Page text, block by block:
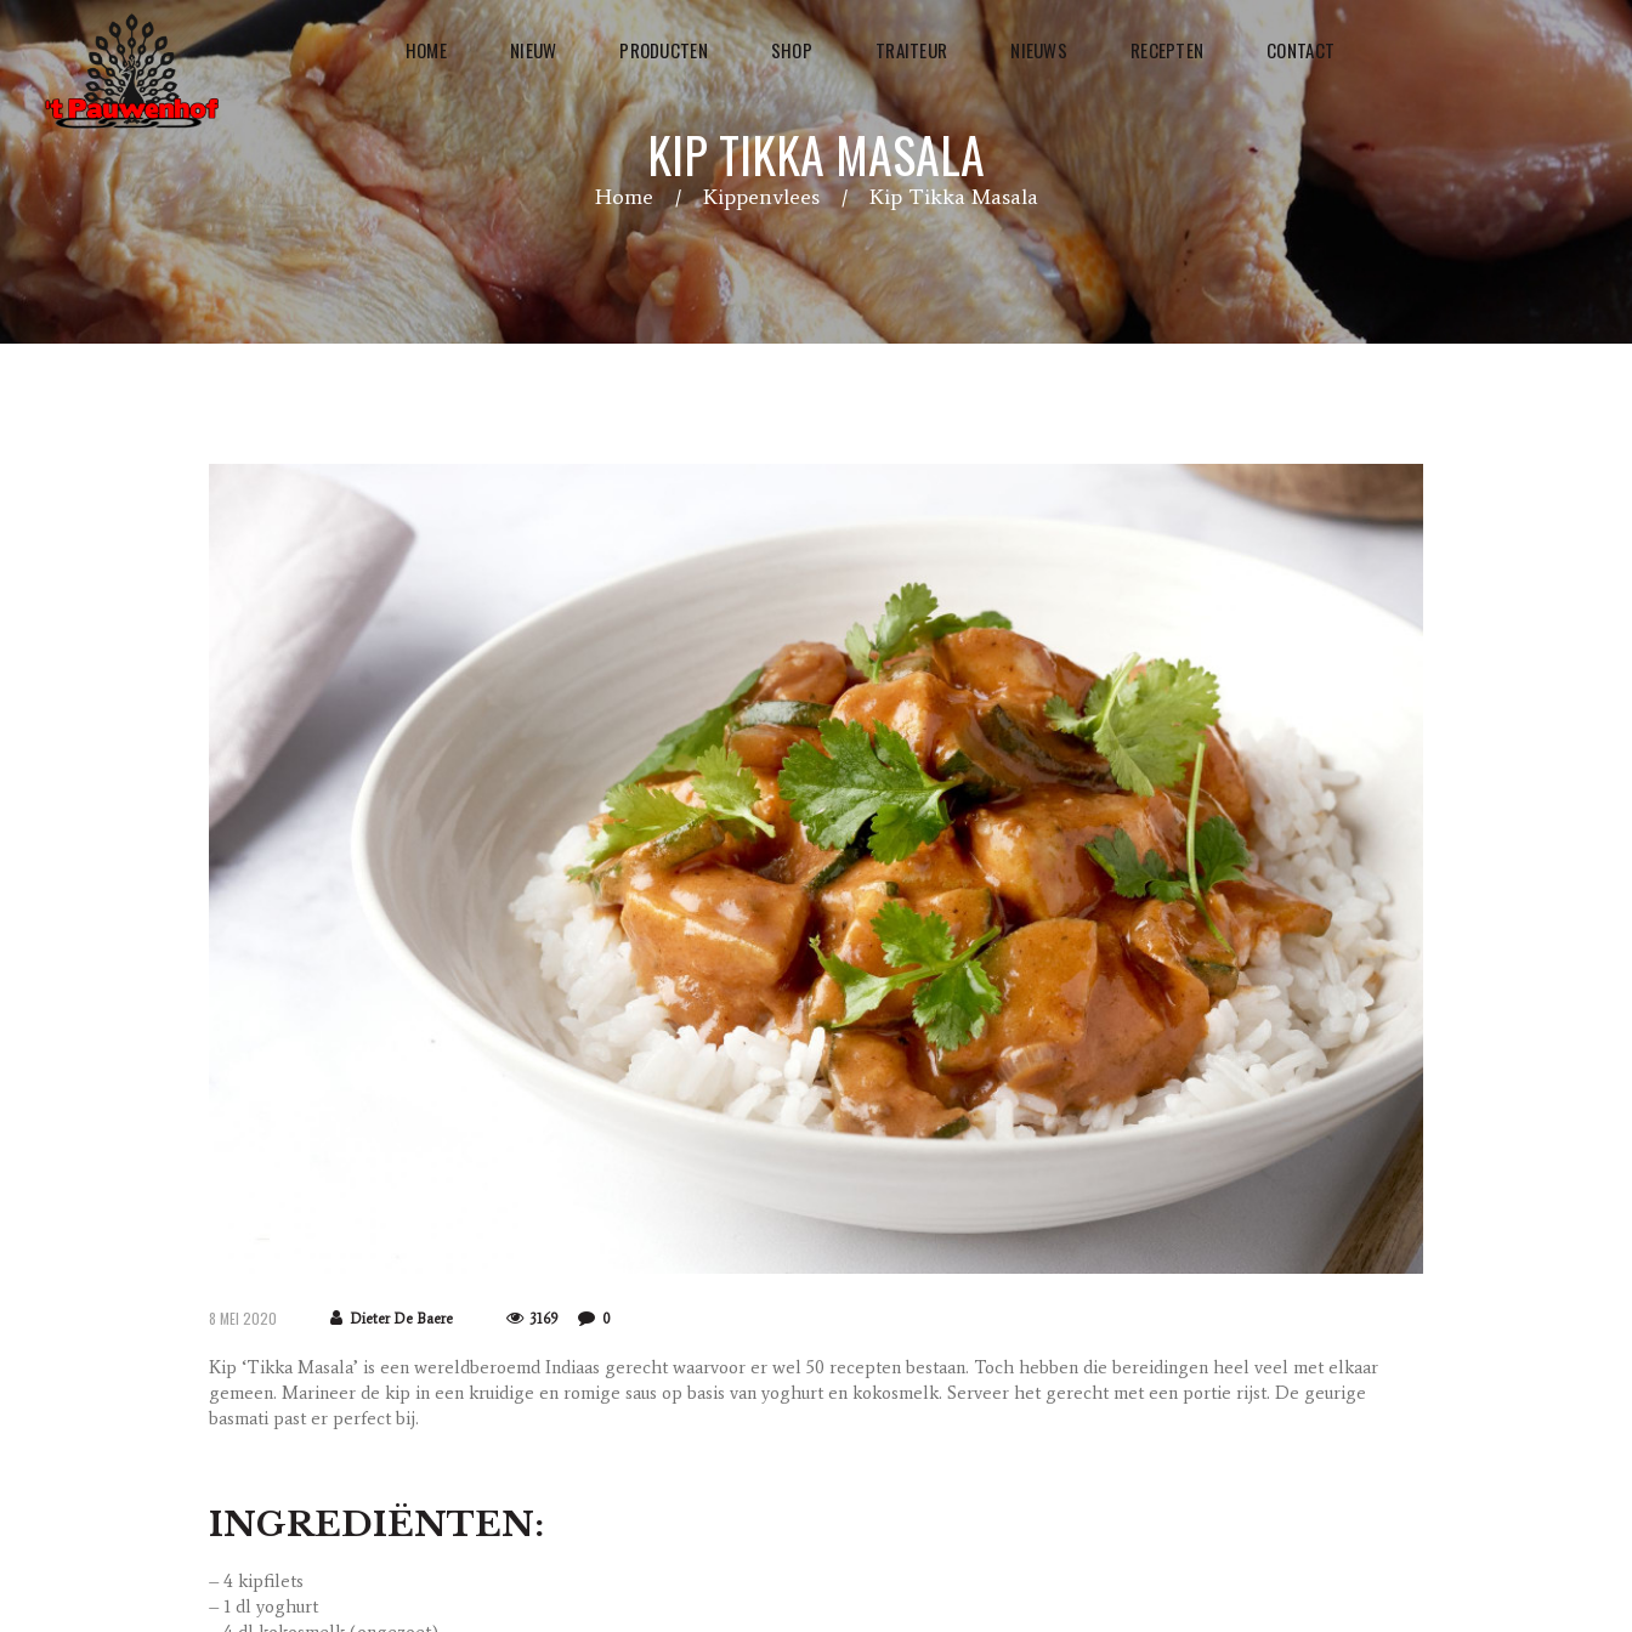
HOME NIEUW PRODUCTEN SHOP TRAITEUR NIEUWS RECEPTEN CONTACT
KIP TIKKA MASALA
Home Kippenvlees Kip Tikka Masala
8 MEI 2020 Dieter De Baere 3169 0
Kip ‘Tikka Masala’ is een wereldberoemd Indiaas gerecht waarvoor er wel 50 recepten bestaan. Toch hebben die bereidingen heel veel met elkaar
gemeen. Marineer de kip in een kruidige en romige saus op basis van yoghurt en kokosmelk. Serveer het gerecht met een portie rijst. De geurige
basmati past er perfect bij.
INGREDIËNTEN:
– 4 kipfilets
– 1 dl yoghurt